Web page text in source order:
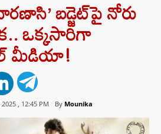
బడ్జెట్‌పై నోరు
ఒక్కసారిగా
మీడియా!
, 12:45 PM By Mounika